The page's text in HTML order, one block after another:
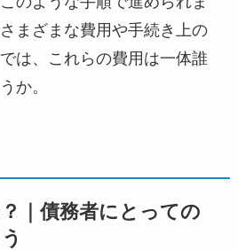
まざまな費用や手続き上の
は、これらの費用は一体誰
か。
｜債務者にとっての